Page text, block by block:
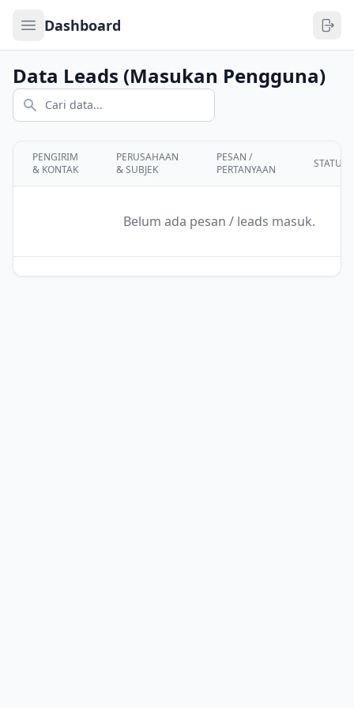
Open sidebar
Dashboard
Data Leads (Masukan Pengguna)
PENGIRIM
& KONTAK
PERUSAHAAN
& SUBJEK
PESAN /
PERTANYAAN
STATUS
Belum ada pesan / leads masuk.